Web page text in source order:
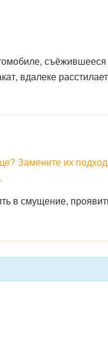
съёжившееся
вдалеке
Замените их
в смущение,